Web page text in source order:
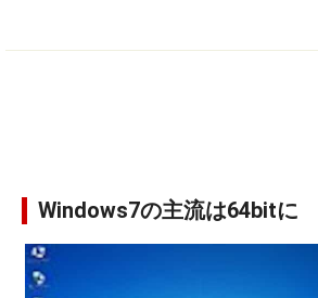
Windows7の主流は64bitに